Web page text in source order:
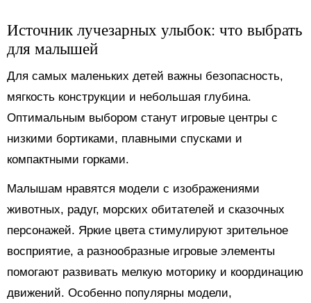
Источник лучезарных улыбок: что выбрать
для малышей
Для самых маленьких детей важны безопасность,
мягкость конструкции и небольшая глубина.
Оптимальным выбором станут игровые центры с
низкими бортиками, плавными спусками и
компактными горками.
Малышам нравятся модели с изображениями
животных, радуг, морских обитателей и сказочных
персонажей. Яркие цвета стимулируют зрительное
восприятие, а разнообразные игровые элементы
помогают развивать мелкую моторику и координацию
движений. Особенно популярны модели,